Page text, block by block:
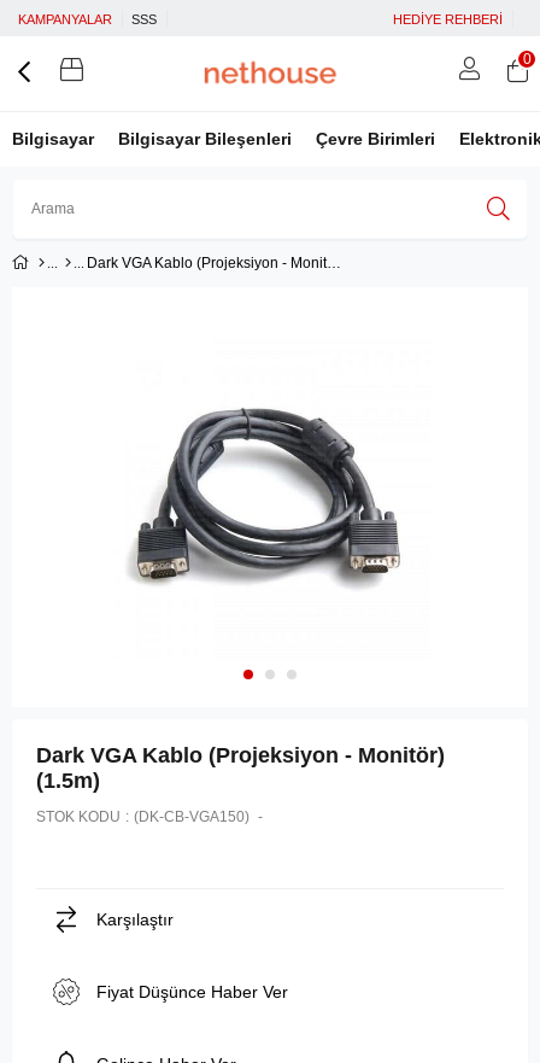
KAMPANYALAR SSS HEDİYE REHBERİ
Bilgisayar Bilgisayar Bileşenleri Çevre Birimleri
Üye Ol
0
Dark VGA Kablo (Projeksiyon - Monitör) (1.5m)
Dark VGA Kablo (Projeksiyon - Monitör)
(1.5m)
STOK KODU (DK-CB-VGA150)
Karşılaştır
Fiyat Düşünce Haber Ver